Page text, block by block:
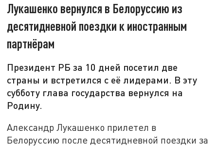
Лукашенко вернулся в Белоруссию из
десятидневной поездки к иностранным
партнёрам
Президент РБ за 10 дней посетил две
страны и встретился с её лидерами. В эту
субботу глава государства вернулся на
Родину.
Александр Лукашенко прилетел в
Белоруссию после десятидневной поездки за